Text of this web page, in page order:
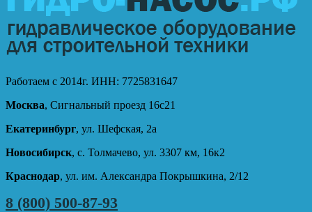
Работаем с 2014г. ИНН: 7725831647
Москва, Сигнальный проезд 16с21
Екатеринбург, ул. Шефская, 2а
Новосибирск, с. Толмачево, ул. 3307 км, 16к2
Краснодар, ул. им. Александра Покрышкина, 2/12
8 (800) 500-87-93